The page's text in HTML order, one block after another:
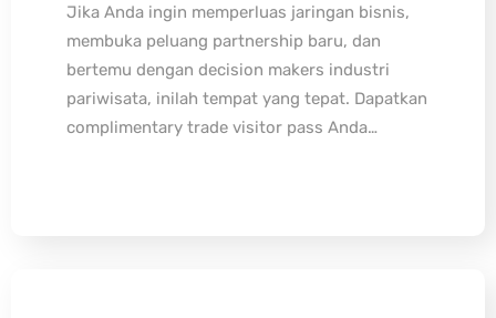
Jika Anda ingin memperluas jaringan bisnis,
membuka peluang partnership baru, dan
bertemu dengan decision makers industri
pariwisata, inilah tempat yang tepat. Dapatkan
complimentary trade visitor pass Anda…